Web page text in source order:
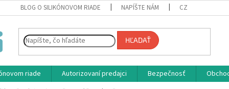
BLOG O SILIKÓNOVOM RIADE NAPÍŠTE NÁM CZ
HĽADAŤ
riade Autorizovaní predajci Bezpečnosť